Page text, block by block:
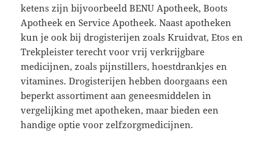
ketens zijn bijvoorbeeld BENU Apotheek, Boots
Apotheek en Service Apotheek. Naast apotheken
kun je ook bij drogisterijen zoals Kruidvat, Etos en
Trekpleister terecht voor vrij verkrijgbare
medicijnen, zoals pijnstillers, hoestdrankjes en
vitamines. Drogisterijen hebben doorgaans een
beperkt assortiment aan geneesmiddelen in
vergelijking met apotheken, maar bieden een
handige optie voor zelfzorgmedicijnen.